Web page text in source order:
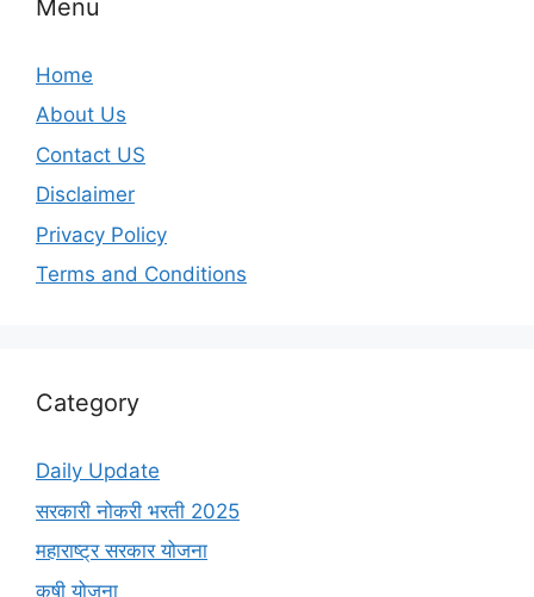
Menu
Home
About Us
Contact US
Disclaimer
Privacy Policy
Terms and Conditions
Category
Daily Update
सरकारी नोकरी भरती 2025
महाराष्ट्र सरकार योजना
कृषी योजना